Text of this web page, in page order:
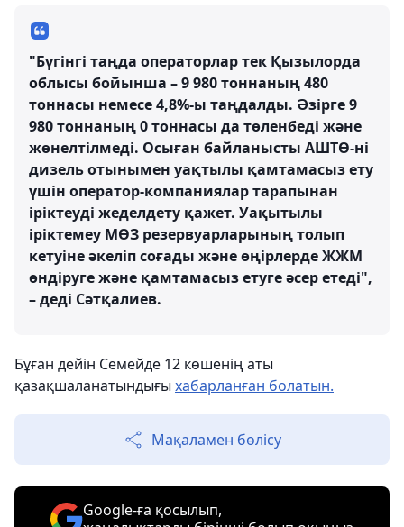
"Бүгінгі таңда операторлар тек Қызылорда
облысы бойынша – 9 980 тоннаның 480
тоннасы немесе 4,8%-ы таңдалды. Әзірге 9
980 тоннаның 0 тоннасы да төленбеді және
жөнелтілмеді. Осыған байланысты АШТӨ-ні
дизель отынымен уақтылы қамтамасыз ету
үшін оператор-компаниялар тарапынан
іріктеуді жеделдету қажет. Уақытылы
іріктемеу МӨЗ резервуарларының толып
кетуіне әкеліп соғады және өңірлерде ЖЖМ
өндіруге және қамтамасыз етуге әсер етеді",
– деді Сәтқалиев.
Бұған дейін Семейде 12 көшенің аты
қазақшаланатындығы хабарланған болатын.
Мақаламен бөлісу
Google-ға қосылып,